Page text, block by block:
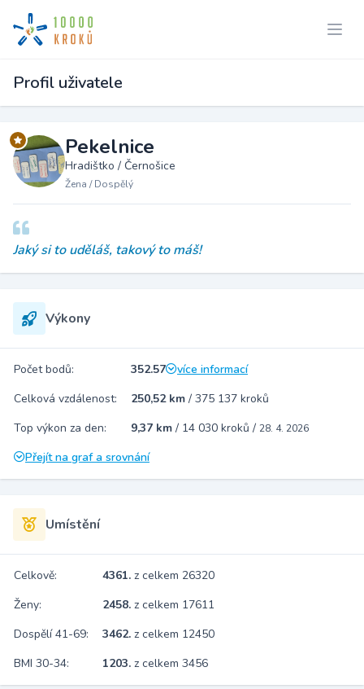
Profil uživatele
Pekelnice
Hradištko / Černošice
Žena / Dospělý
Jaký si to uděláš, takový to máš!
Výkony
Počet bodů: 352.57
více informací
Celková vzdálenost:
250,52 km / 375 137 kroků
Top výkon za den:
9,37 km / 14 030 kroků / 28. 4. 2026
Přejít na graf a srovnání
Umístění
Celkově: 4361. z celkem 26320
Ženy:
2458. z celkem 17611
Dospělí 41-69:
3462. z celkem 12450
BMI 30-34:
1203. z celkem 3456